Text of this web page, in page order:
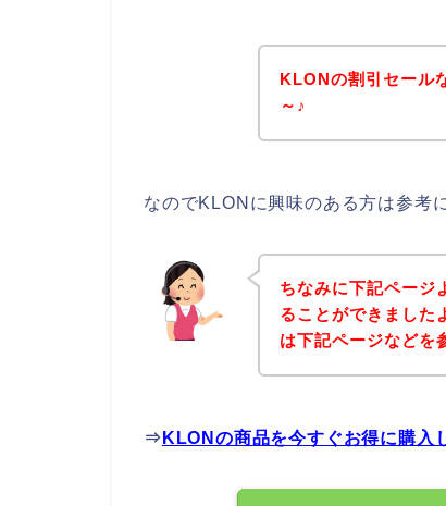
KLONの割引セール
～♪
なのでKLONに興味のある方は参考
ちなみに下記ページ
ることができました
は下記ページなどを
⇒ KLONの商品を今すぐお得に購入